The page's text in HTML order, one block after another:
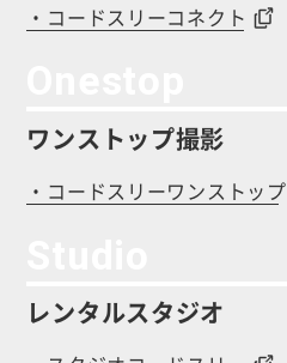
・コードスリーコネクト
ワンストップ撮影
・コードスリーワンストップ
レンタルスタジオ